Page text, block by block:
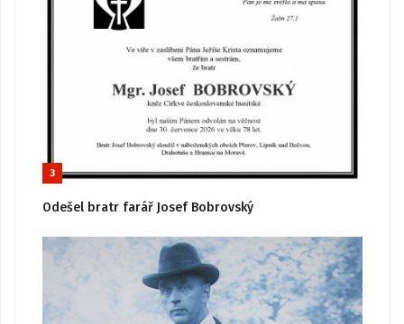
3
Odešel bratr farář Josef Bobrovský